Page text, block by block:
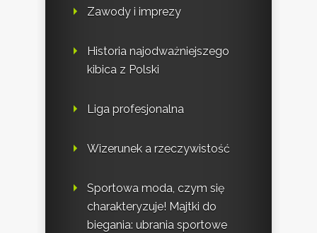
Zawody i imprezy
Historia najodważniejszego
kibica z Polski
Liga profesjonalna
Wizerunek a rzeczywistość
Sportowa moda, czym się
charakteryzuje! Majtki do
biegania: ubrania sportowe